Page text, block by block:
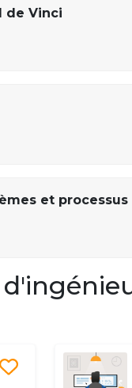
de Vinci
et processus